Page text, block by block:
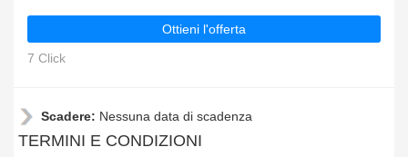
Ottieni l'offerta
7 Click
Scadere: Nessuna data di scadenza
TERMINI E CONDIZIONI